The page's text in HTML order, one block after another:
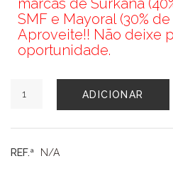
marcas de Surkana
SMF e Mayoral (30%
Aproveite!! Não deixe
oportunidade.
de
MAYORAL
ADICIONAR
REF.ª N/A